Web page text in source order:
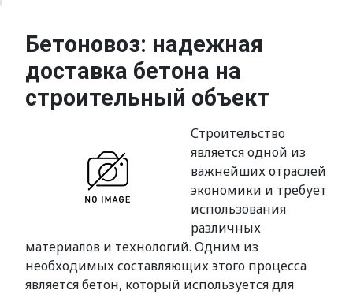
Бетоновоз: надежная
доставка бетона на
строительный объект
Строительство
является одной из
важнейших отраслей
экономики и требует
использования
различных
материалов и технологий. Одним из
необходимых составляющих этого процесса
является бетон, который используется для